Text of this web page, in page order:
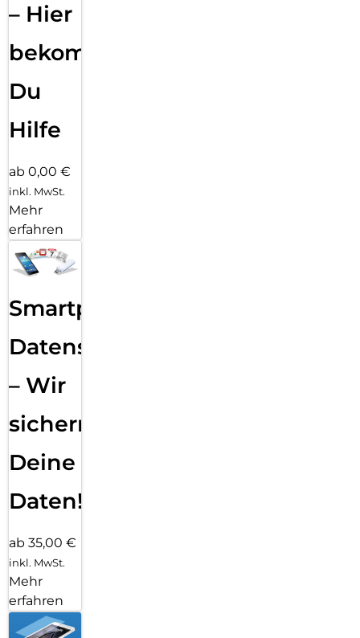
– Hier
bekommst
Du
Hilfe
ab 0,00 €
inkl. MwSt.
Mehr
erfahren
Smartphone
Datensicherung
– Wir
sichern
Deine
Daten!
ab 35,00 €
inkl. MwSt.
Mehr
erfahren